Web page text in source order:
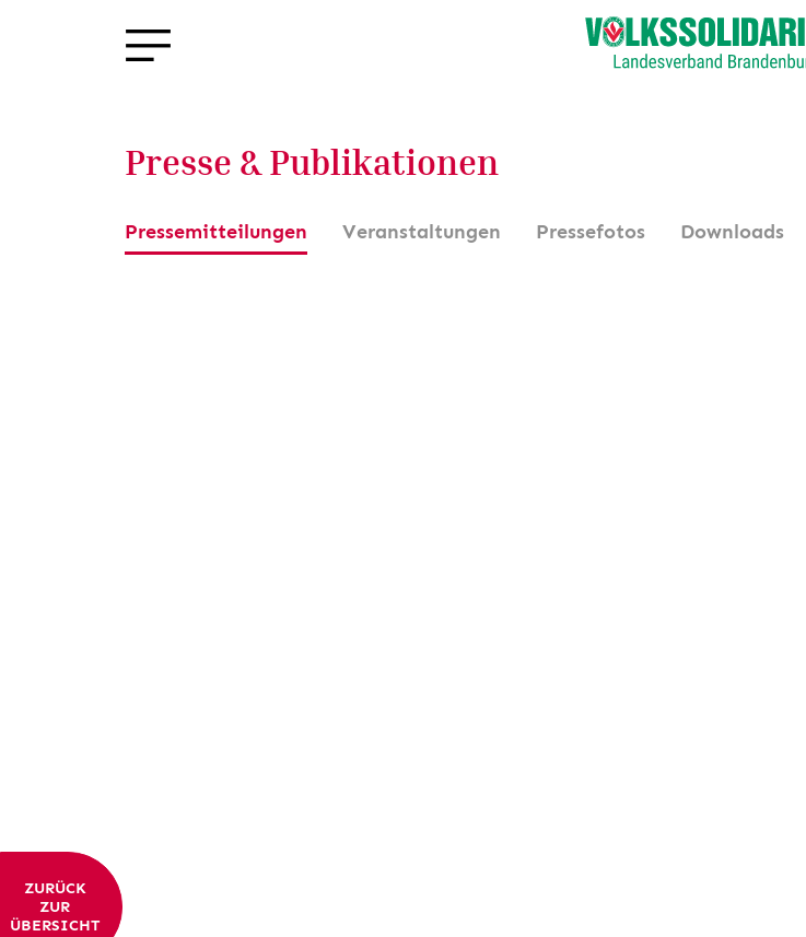
Presse & Publikationen
Pressemitteilungen Veranstaltungen Pressefotos Downloads
ZURÜCK
ZUR
ÜBERSICHT